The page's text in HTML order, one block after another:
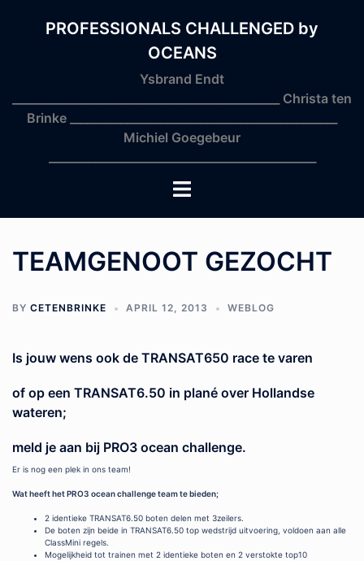
PROFESSIONALS CHALLENGED by
OCEANS
Ysbrand Endt
_______________________________________________ Christa ten
Brinke _______________________________________________
Michiel Goegebeur
Toggle
menu
TEAMGENOOT GEZOCHT
BY CETENBRINKE APRIL 12, 2013 WEBLOG
Is jouw wens ook de TRANSAT650 race te varen
of op een TRANSAT6.50 in plané over Hollandse
wateren;
meld je aan bij PRO3 ocean challenge.
Er is nog een plek in ons team!
Wat heeft het PRO3 ocean challenge team te bieden;
2 identieke TRANSAT6.50 boten delen met 3zeilers.
De boten zijn beide in TRANSAT6.50 top wedstrijd uitvoering, voldoen aan alle
ClassMini regels.
Mogelijkheid tot trainen met 2 identieke boten en 2 verstokte top10